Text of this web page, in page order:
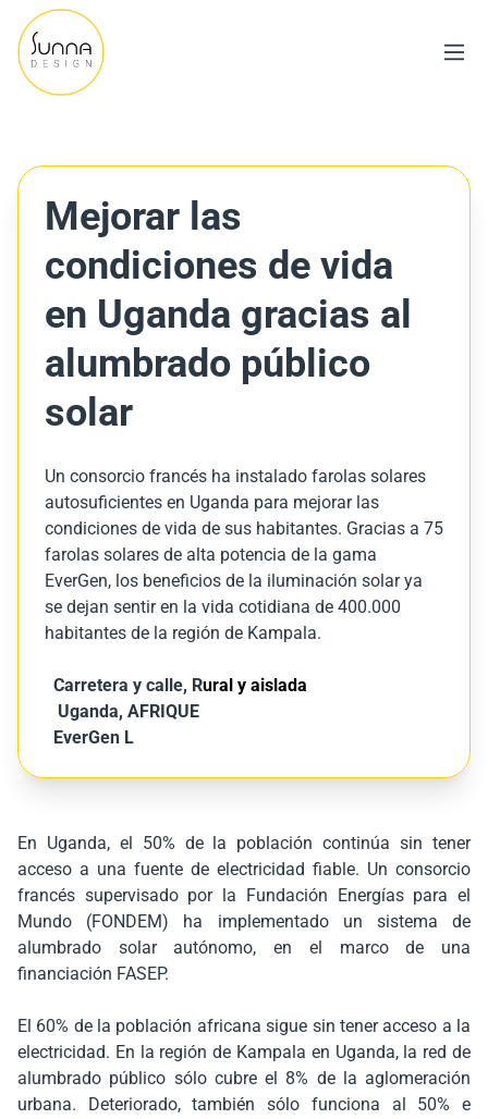
Mejorar las
condiciones de vida
en Uganda gracias al
alumbrado público
solar
Un consorcio francés ha instalado farolas solares
autosuficientes en Uganda para mejorar las
condiciones de vida de sus habitantes. Gracias a 75
farolas solares de alta potencia de la gama
EverGen, los beneficios de la iluminación solar ya
se dejan sentir en la vida cotidiana de 400.000
habitantes de la región de Kampala.
Carretera y calle, Rural y aislada
Uganda, AFRIQUE
EverGen L
En Uganda, el 50% de la población continúa sin tener
acceso a una fuente de electricidad fiable. Un consorcio
francés supervisado por la Fundación Energías para el
Mundo (FONDEM) ha implementado un sistema de
alumbrado solar autónomo, en el marco de una
financiación FASEP.
El 60% de la población africana sigue sin tener acceso a la
electricidad. En la región de Kampala en Uganda, la red de
alumbrado público sólo cubre el 8% de la aglomeración
urbana. Deteriorado, también sólo funciona al 50% e